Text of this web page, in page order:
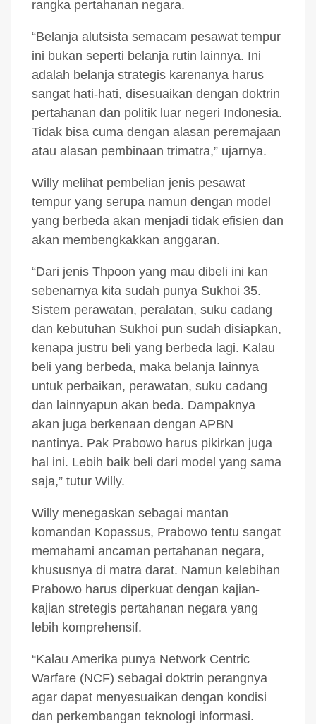
rangka pertahanan negara.
“Belanja alutsista semacam pesawat tempur
ini bukan seperti belanja rutin lainnya. Ini
adalah belanja strategis karenanya harus
sangat hati-hati, disesuaikan dengan doktrin
pertahanan dan politik luar negeri Indonesia.
Tidak bisa cuma dengan alasan peremajaan
atau alasan pembinaan trimatra,” ujarnya.
Willy melihat pembelian jenis pesawat
tempur yang serupa namun dengan model
yang berbeda akan menjadi tidak efisien dan
akan membengkakkan anggaran.
“Dari jenis Thpoon yang mau dibeli ini kan
sebenarnya kita sudah punya Sukhoi 35.
Sistem perawatan, peralatan, suku cadang
dan kebutuhan Sukhoi pun sudah disiapkan,
kenapa justru beli yang berbeda lagi. Kalau
beli yang berbeda, maka belanja lainnya
untuk perbaikan, perawatan, suku cadang
dan lainnyapun akan beda. Dampaknya
akan juga berkenaan dengan APBN
nantinya. Pak Prabowo harus pikirkan juga
hal ini. Lebih baik beli dari model yang sama
saja,” tutur Willy.
Willy menegaskan sebagai mantan
komandan Kopassus, Prabowo tentu sangat
memahami ancaman pertahanan negara,
khususnya di matra darat. Namun kelebihan
Prabowo harus diperkuat dengan kajian-
kajian stretegis pertahanan negara yang
lebih komprehensif.
“Kalau Amerika punya Network Centric
Warfare (NCF) sebagai doktrin perangnya
agar dapat menyesuaikan dengan kondisi
dan perkembangan teknologi informasi.